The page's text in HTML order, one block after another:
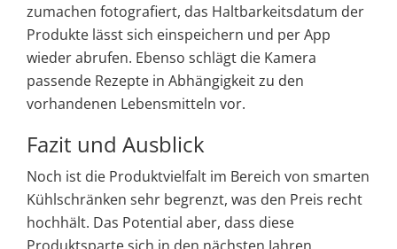
zumachen fotografiert, das Haltbarkeitsdatum der
Produkte lässt sich einspeichern und per App
wieder abrufen. Ebenso schlägt die Kamera
passende Rezepte in Abhängigkeit zu den
vorhandenen Lebensmitteln vor.
Fazit und Ausblick
Noch ist die Produktvielfalt im Bereich von smarten
Kühlschränken sehr begrenzt, was den Preis recht
hochhält. Das Potential aber, dass diese